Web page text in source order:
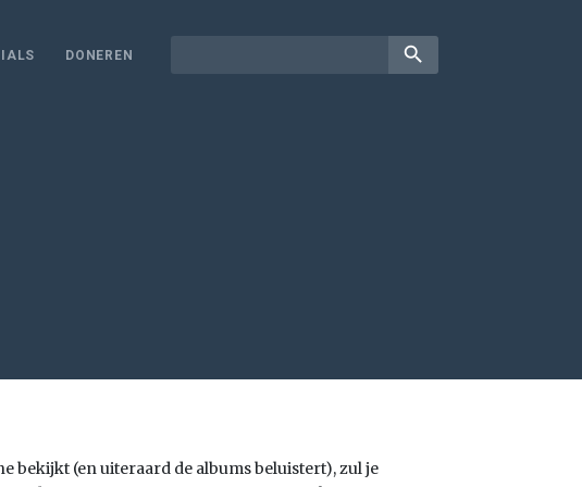
DONEREN search
bekijkt (en uiteraard de albums beluistert), zul je